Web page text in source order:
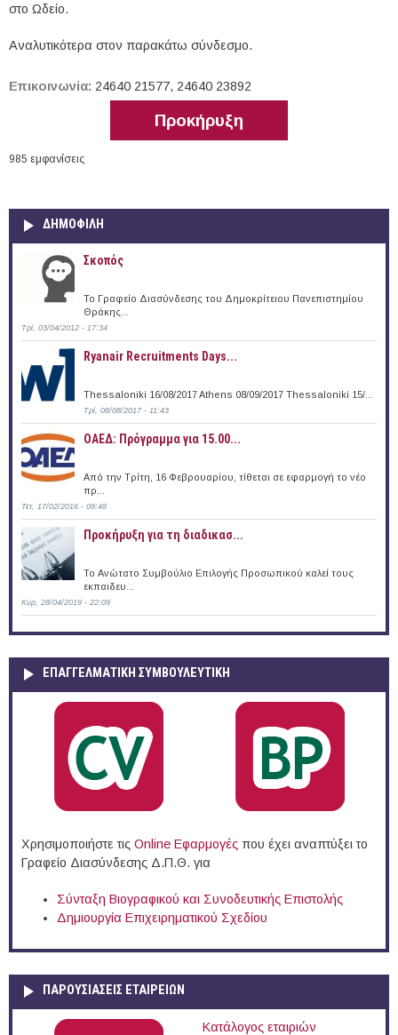
στο Ωδείο.
Αναλυτικότερα στον παρακάτω σύνδεσμο.
Επικοινωνία: 24640 21577, 24640 23892
Προκήρυξη
985 εμφανίσεις
ΔΗΜΟΦΙΛΗ
Σκοπός
Το Γραφείο Διασύνδεσης του Δημοκρίτειου Πανεπιστημίου
Θράκης...
Τρί, 03/04/2012 - 17:34
Ryanair Recruitments Days...
Thessaloniki 16/08/2017 Athens 08/09/2017 Thessaloniki 15/...
Τρί, 08/08/2017 - 11:43
ΟΑΕΔ: Πρόγραμμα για 15.00...
Από την Τρίτη, 16 Φεβρουαρίου, τίθεται σε εφαρμογή το νέο
πρ...
Τετ, 17/02/2016 - 09:48
Προκήρυξη για τη διαδικασ...
Το Ανώτατο Συμβούλιο Επιλογής Προσωπικού καλεί τους
εκπαιδευ...
Κυρ, 28/04/2019 - 22:09
ΕΠΑΓΓΕΛΜΑΤΙΚΉ ΣΥΜΒΟΥΛΕΥΤΙΚΉ
Χρησιμοποιήστε τις Online Eφαρμογές που έχει αναπτύξει το
Γραφείο Διασύνδεσης Δ.Π.Θ. για
Σύνταξη Βιογραφικού και Συνοδευτικής Επιστολής
Δημιουργία Επιχειρηματικού Σχεδίου
ΠΑΡΟΥΣΙΆΣΕΙΣ ΕΤΑΙΡΕΙΏΝ
Κατάλογος εταιριών